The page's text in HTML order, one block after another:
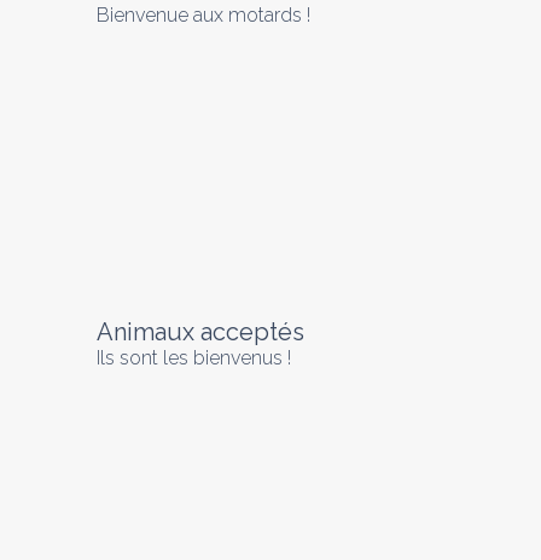
Bienvenue aux motards !
Animaux acceptés
Ils sont les bienvenus !